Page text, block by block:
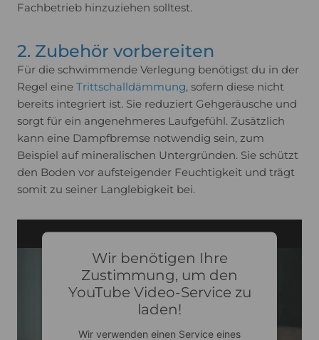
Fachbetrieb hinzuziehen solltest.
2. Zubehör vorbereiten
Für die schwimmende Verlegung benötigst du in der
Regel eine Trittschalldämmung, sofern diese nicht
bereits integriert ist. Sie reduziert Gehgeräusche und
sorgt für ein angenehmeres Laufgefühl. Zusätzlich
kann eine Dampfbremse notwendig sein, zum
Beispiel auf mineralischen Untergründen. Sie schützt
den Boden vor aufsteigender Feuchtigkeit und trägt
somit zu seiner Langlebigkeit bei.
Wir benötigen Ihre
Zustimmung, um den
YouTube Video-Service zu
laden!
Wir verwenden einen Service eines